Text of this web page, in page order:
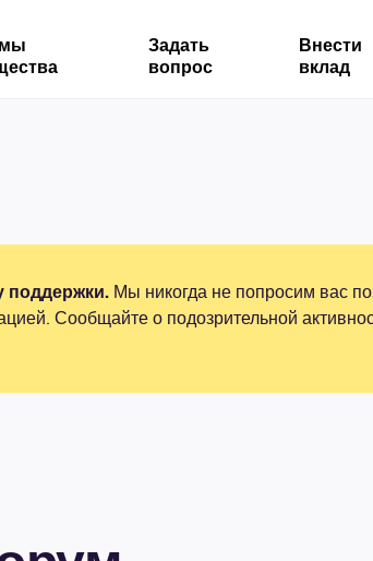
Задать
вопрос
Внести
вклад
поддержки. Мы никогда не попросим вас
Сообщайте о подозрительной